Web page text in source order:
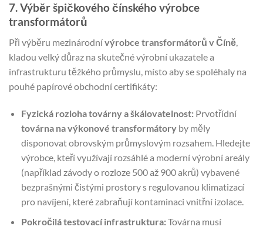
7. Výběr špičkového čínského výrobce
transformátorů
Při výběru mezinárodnívýrobce transformátorů v Číně,
kladou velký důraz na skutečné výrobní ukazatele a
infrastrukturu těžkého průmyslu, místo aby se spoléhaly na
pouhé papírové obchodní certifikáty:
Fyzická rozloha továrny a škálovatelnost:Prvotřídní
továrna na výkonové transformátoryby měly
disponovat obrovským průmyslovým rozsahem. Hledejte
výrobce, kteří využívají rozsáhlé a moderní výrobní areály
(například závody o rozloze 500 až 900 akrů) vybavené
bezprašnými čistými prostory s regulovanou klimatizací
pro navíjení, které zabraňují kontaminaci vnitřní izolace.
Pokročilá testovací infrastruktura:Továrna musí